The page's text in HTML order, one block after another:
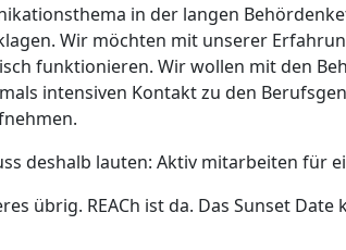
in der langen
Wir möchten mit unserer
funktionieren. Wir wollen mit den
intensiven Kontakt zu den
deshalb lauten: Aktiv mitarbeiten für
übrig. REACh ist da. Das Sunset Date